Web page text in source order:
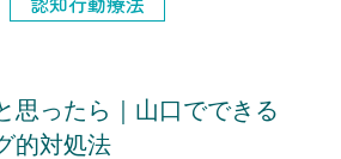
思ったら｜山口でできる
的対処法